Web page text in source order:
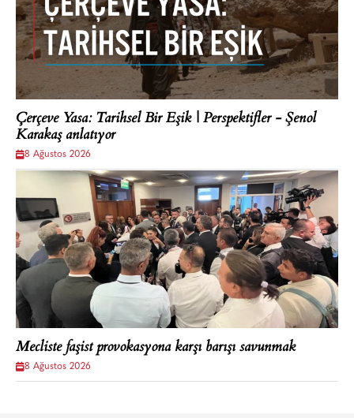
Çerçeve Yasa: Tarihsel Bir Eşik | Perspektifler - Şenol
Karakaş anlatıyor
8 Ağustos 2026
Mecliste faşist provokasyona karşı barışı savunmak
8 Ağustos 2026